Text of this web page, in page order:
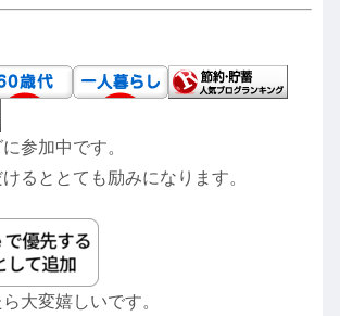
参加中です。
るととても励みになります。
大変嬉しいです。